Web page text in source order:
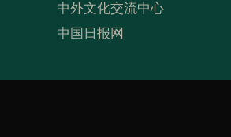
中外文化交流中心
中国日报网